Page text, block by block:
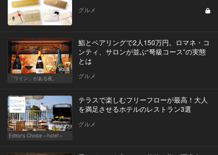
グルメ
Vol.5
「ワイン」がある夜。
鮨とペアリングで2人150万円。ロマネ・コ
ンティ、サロンが並ぶ“弩級コース”の実態
とは
グルメ
Vol.27
Editor's Choice～hotel～
テラスで楽しむフリーフローが最高！大人
を満足させるホテルのレストラン3選
グルメ